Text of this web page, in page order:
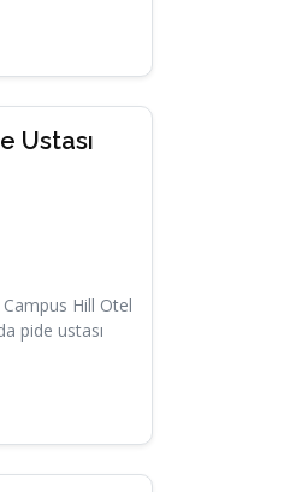
Ustası
Hill Otel
pide ustası